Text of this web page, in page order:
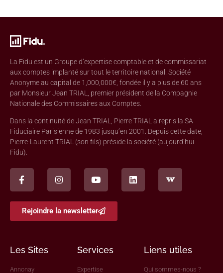
La Fidu est un Groupe d’expertise comptable et de commissariat
aux comptes implanté sur tout le territoire national. Société
Anonyme au capital de 1,000,000€, fondée il y a plus de 60 ans
par Monsieur Jean TRIAL, premier président de la Compagnie
Nationale des Commissaires aux Comptes.
Dans la continuité de Jean TRIAL, Pierre TRIAL a repris la SA
Fiduciaire Parisienne de 1983 jusqu’en 2001. Depuis cette date,
Pierre-Laurent TRIAL (son fils) préside la société (aujourd’hui
Fidu).
Rejoindre la newsletter
Les Sites
Annonay
Services
Expertise
Liens utiles
Qui sommes-nous ?